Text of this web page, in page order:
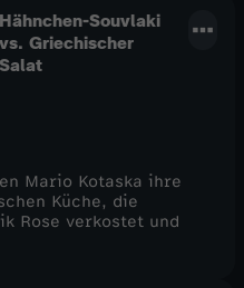
Hähnchen-Souvlaki
vs. Griechischer
Salat
Mario Kotaska ihre
Küche, die
Rose verkostet und